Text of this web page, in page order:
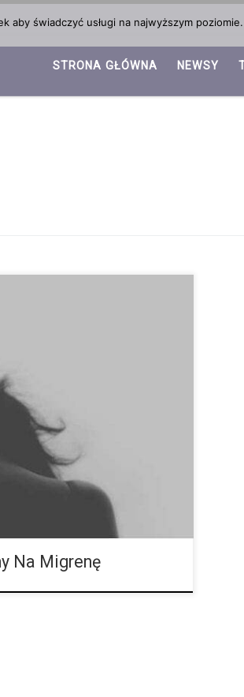
STRONA GŁÓWNA NEWSY
badań naukowych. Wykazano, że
chorób i zapewniają ulgę
Nawet lepiej? Im więcej
staje się roślina
prawdopodobnie nie ma nic
Na Migrenę
aby świadczyć usługi na najwyższym poziomie.